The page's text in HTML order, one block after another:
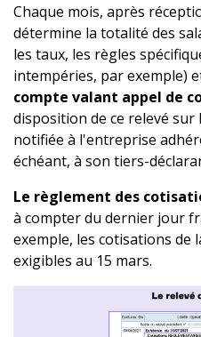
Chaque mois, après
détermine la totalité des
les taux, les règles
intempéries, par exemple)
compte valant appel de
disposition de ce relevé sur
notifiée à l'entreprise
échéant, à son tiers-
Le règlement des
à compter du dernier jour
exemple, les cotisations de
exigibles au 15 mars.